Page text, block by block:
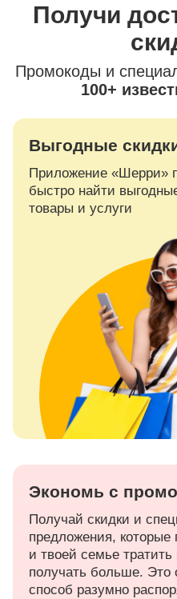
Получи
Промокоды и
100+
Выгодные
Приложение «Шерри»
быстро найти
товары и услуги
Экономь с
Получай скидки и
предложения, которые
и твоей семье
получать больше. Это
способ разумно